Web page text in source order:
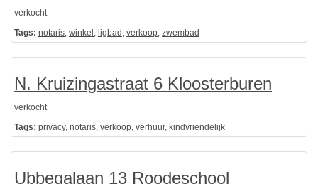
verkocht
Tags: notaris, winkel , ligbad , verkoop, zwembad
N. Kruizingastraat 6 Kloosterburen
verkocht
Tags: privacy, notaris, verkoop, verhuur, kindvriendelijk
Ubbegalaan 13 Roodeschool